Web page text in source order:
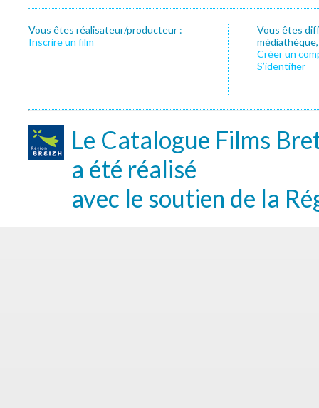
Vous êtes réalisateur/producteur :
Inscrire un film
Vous êtes
Créer un
S’identifier
Le Catalogue Films
a été réalisé
avec le soutien de la